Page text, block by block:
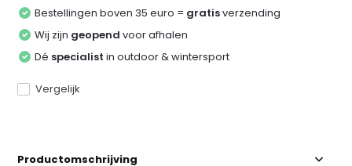
Bestellingen boven 35 euro = gratisverzending
Wij zijn geopend voor afhalen
Dé specialist in outdoor & wintersport
Vergelijk
Productomschrijving